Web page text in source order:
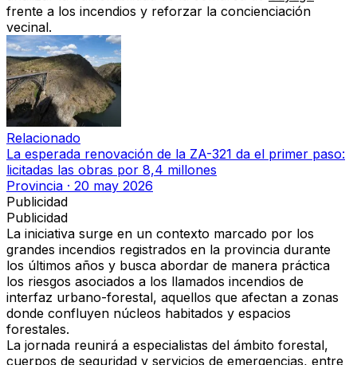
frente a los incendios y reforzar la concienciación
vecinal.
Relacionado
La esperada renovación de la ZA-321 da el primer paso:
licitadas las obras por 8,4 millones
Provincia · 20 may 2026
Publicidad
Publicidad
La iniciativa surge en un contexto marcado por los
grandes incendios registrados en la provincia durante
los últimos años y busca abordar de manera práctica
los riesgos asociados a los llamados incendios de
interfaz urbano-forestal, aquellos que afectan a zonas
donde confluyen núcleos habitados y espacios
forestales.
La jornada reunirá a especialistas del ámbito forestal,
cuerpos de seguridad y servicios de emergencias, entre